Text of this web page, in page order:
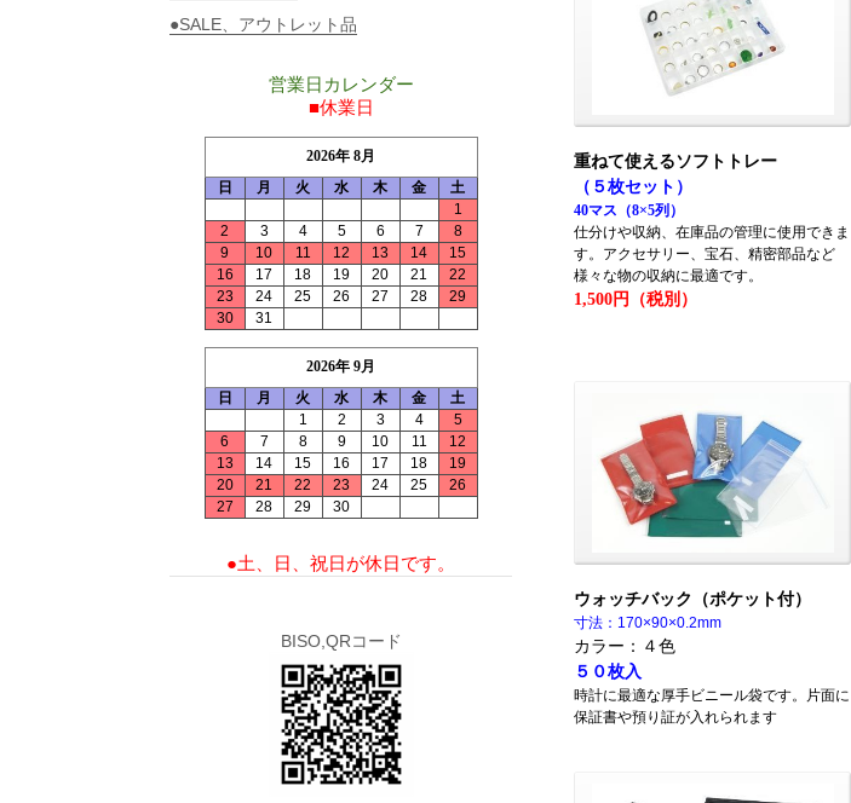
重ねて使えるソフトトレー
（５枚セット）
40マス（8×5列）
仕分けや収納、在庫品の管理に使用できま
す。アクセサリー、宝石、精密部品など
様々な物の収納に最適です。
1,500円（税別）
ウォッチバック（ポケット付）
寸法：170×90×0.2mm
カラー：４色
５０枚入
時計に最適な厚手ビニール袋です。片面に
保証書や預り証が入れられます
●SALE、アウトレット品
営業日カレンダー
■休業日
2026年 8月
日
月 火 水 木 金
土
1
2
3 4 5 6 7
8
9
10 11 12 13 14
15
16
17 18 19 20 21
22
23
24 25 26 27 28
29
30
31
2026年 9月
日
月 火 水 木 金
土
1
2 3 4
5
6
7 8 9 10 11
12
13
14 15 16 17 18
19
20
21 22 23 24 25
26
27
28 29 30
●土、日、祝日が休日です。
BISO,QRコード